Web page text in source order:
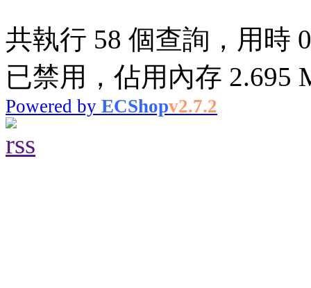
共執行 58 個查詢，用時
已禁用，佔用內存 2.695
Powered by ECShopv2.7.2